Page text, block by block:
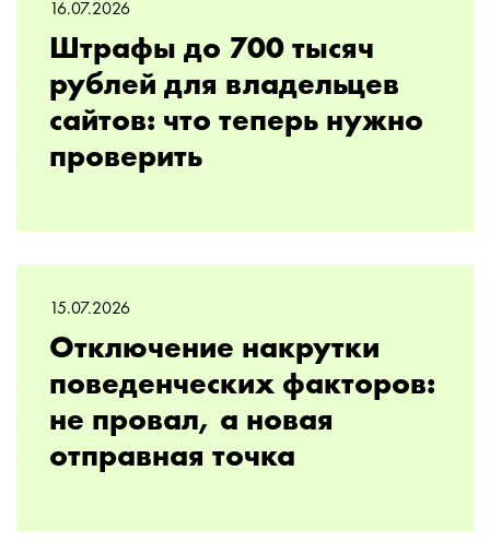
16.07.2026
Штрафы до 700 тысяч
рублей для владельцев
сайтов: что теперь нужно
проверить
15.07.2026
Отключение накрутки
поведенческих факторов:
не провал, а новая
отправная точка